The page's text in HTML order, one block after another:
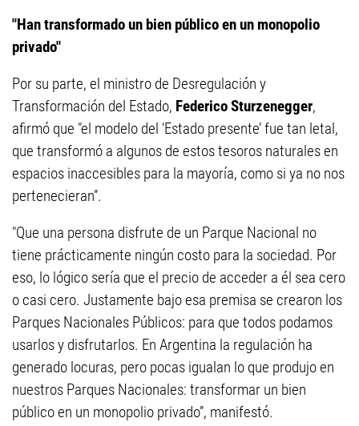
"Han transformado un bien público en un monopolio
privado"
Por su parte, el ministro de Desregulación y
Transformación del Estado, Federico Sturzenegger,
afirmó que "el modelo del ‘Estado presente’ fue tan letal,
que transformó a algunos de estos tesoros naturales en
espacios inaccesibles para la mayoría, como si ya no nos
pertenecieran”.
"Que una persona disfrute de un Parque Nacional no
tiene prácticamente ningún costo para la sociedad. Por
eso, lo lógico sería que el precio de acceder a él sea cero
o casi cero. Justamente bajo esa premisa se crearon los
Parques Nacionales Públicos: para que todos podamos
usarlos y disfrutarlos. En Argentina la regulación ha
generado locuras, pero pocas igualan lo que produjo en
nuestros Parques Nacionales: transformar un bien
público en un monopolio privado”, manifestó.